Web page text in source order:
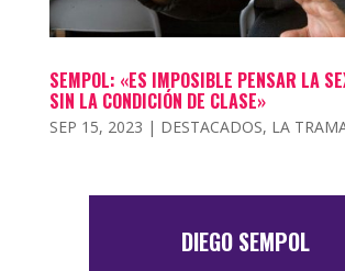
SEMPOL: «ES IMPOSIBLE PENSAR LA
SIN LA CONDICIÓN DE CLASE»
SEP 15, 2023 | DESTACADOS, LA
DIEGO SEMPOL